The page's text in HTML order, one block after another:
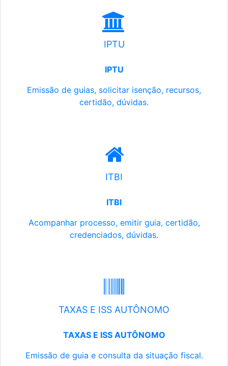
IPTU
IPTU
Emissão de guias, solicitar isenção, recursos,
certidão, dúvidas.
ITBI
ITBI
Acompanhar processo, emitir guia, certidão,
credenciados, dúvidas.
TAXAS E ISS AUTÔNOMO
TAXAS E ISS AUTÔNOMO
Emissão de guia e consulta da situação fiscal.